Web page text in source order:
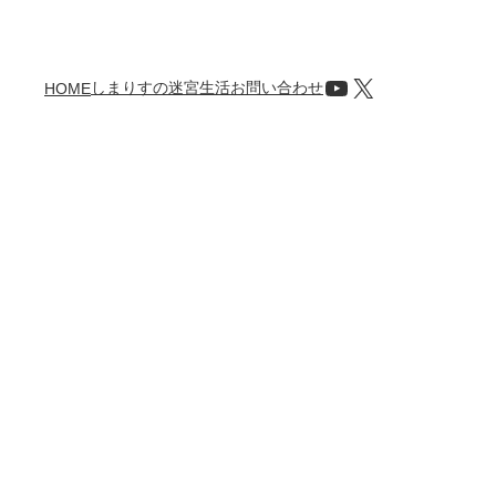
HOMEしまりすの迷宮生活お問い合わせYouTube
X